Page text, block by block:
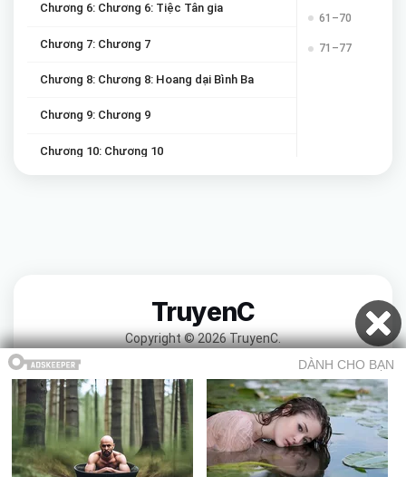
Chương 6: Chương 6: Tiệc Tân gia
Chương 7: Chương 7
Chương 8: Chương 8: Hoang dại Bình Ba
Chương 9: Chương 9
Chương 10: Chương 10
Chương 16: Chương 16
Chương 17: Chương 17: Chuyến công tác Miền Tây
Chương 18: Chương 18
Chương 19: Chương 19
61–70
71–77
TruyenC
Copyright © 2026 TruyenC.